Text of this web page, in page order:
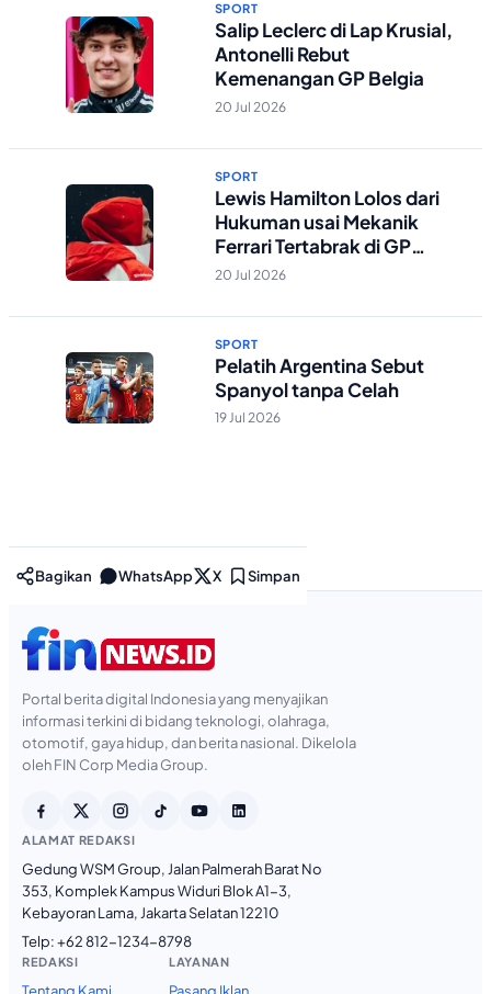
SPORT
Salip Leclerc di Lap Krusial,
Antonelli Rebut
Kemenangan GP Belgia
20 Jul 2026
SPORT
Lewis Hamilton Lolos dari
Hukuman usai Mekanik
Ferrari Tertabrak di GP
Belgia
20 Jul 2026
SPORT
Pelatih Argentina Sebut
Spanyol tanpa Celah
19 Jul 2026
Bagikan WhatsApp X Simpan
Portal berita digital Indonesia yang menyajikan
informasi terkini di bidang teknologi, olahraga,
otomotif, gaya hidup, dan berita nasional. Dikelola
oleh FIN Corp Media Group.
ALAMAT REDAKSI
Gedung WSM Group, Jalan Palmerah Barat No
353, Komplek Kampus Widuri Blok A1-3,
Kebayoran Lama, Jakarta Selatan 12210
Telp:+62 812-1234-8798
REDAKSI LAYANAN